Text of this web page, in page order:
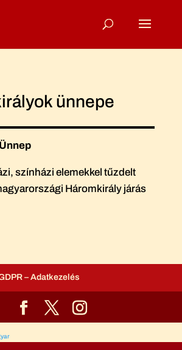
ünnepe
színházi elemekkel tűzdelt
Háromkirály járás
– Adatkezelés